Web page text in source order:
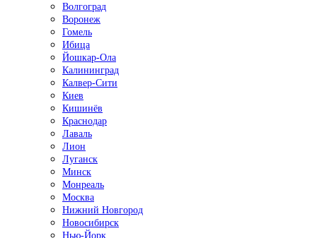
Волгоград
Воронеж
Гомель
Ибица
Йошкар-Ола
Калининград
Калвер-Сити
Киев
Кишинёв
Краснодар
Лаваль
Лион
Луганск
Минск
Монреаль
Москва
Нижний Новгород
Новосибирск
Нью-Йорк